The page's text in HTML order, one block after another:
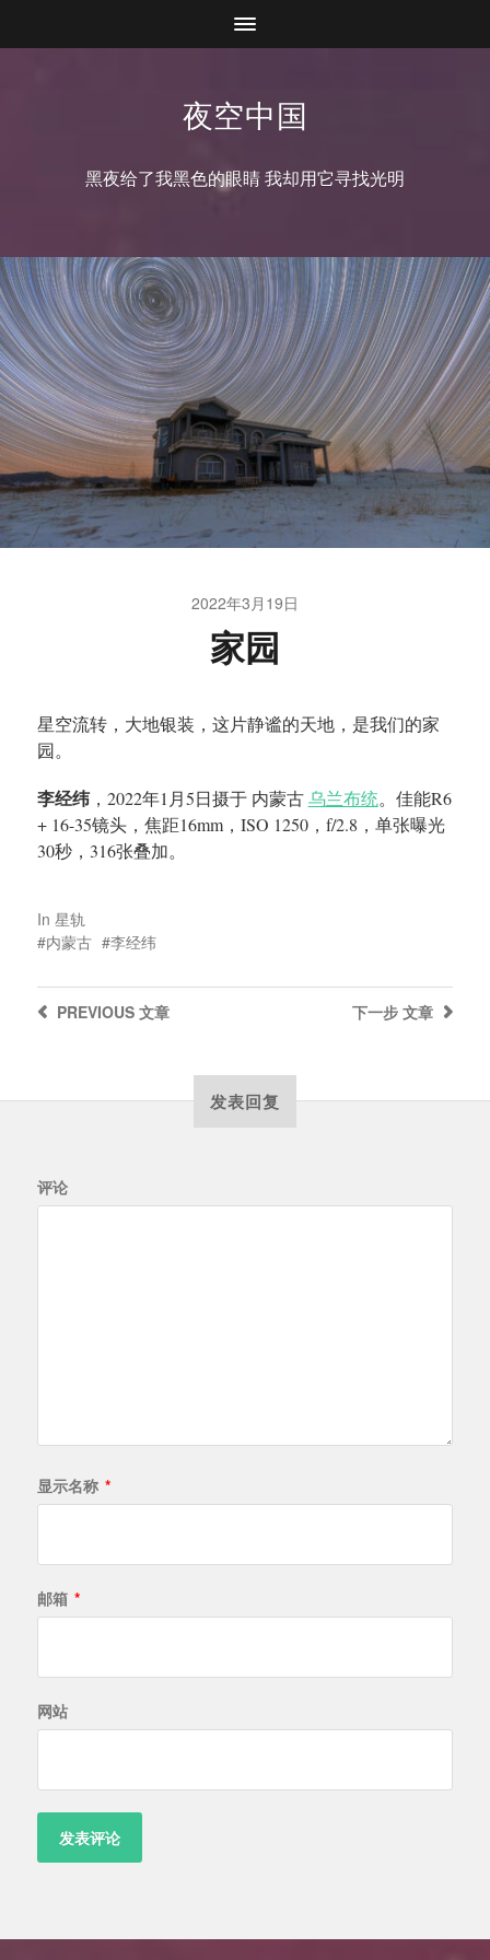
夜空中国
黑夜给了我黑色的眼睛 我却用它寻找光明
2022年3月19日
家园
星空流转，大地银装，这片静谧的天地，是我们的家
园。
李经纬，2022年1月5日摄于 内蒙古乌兰布统。佳能R6
+ 16-35镜头，焦距16mm，ISO 1250，f/2.8，单张曝光
30秒，316张叠加。
In 星轨
内蒙古
李经纬
下一步 文章
PREVIOUS文章
发表回复
评论
显示名称 *
邮箱 *
网站